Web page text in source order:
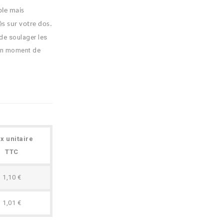
mais
sur votre dos.
soulager les
moment de
unitaire
TTC
1,10 €
1,01 €